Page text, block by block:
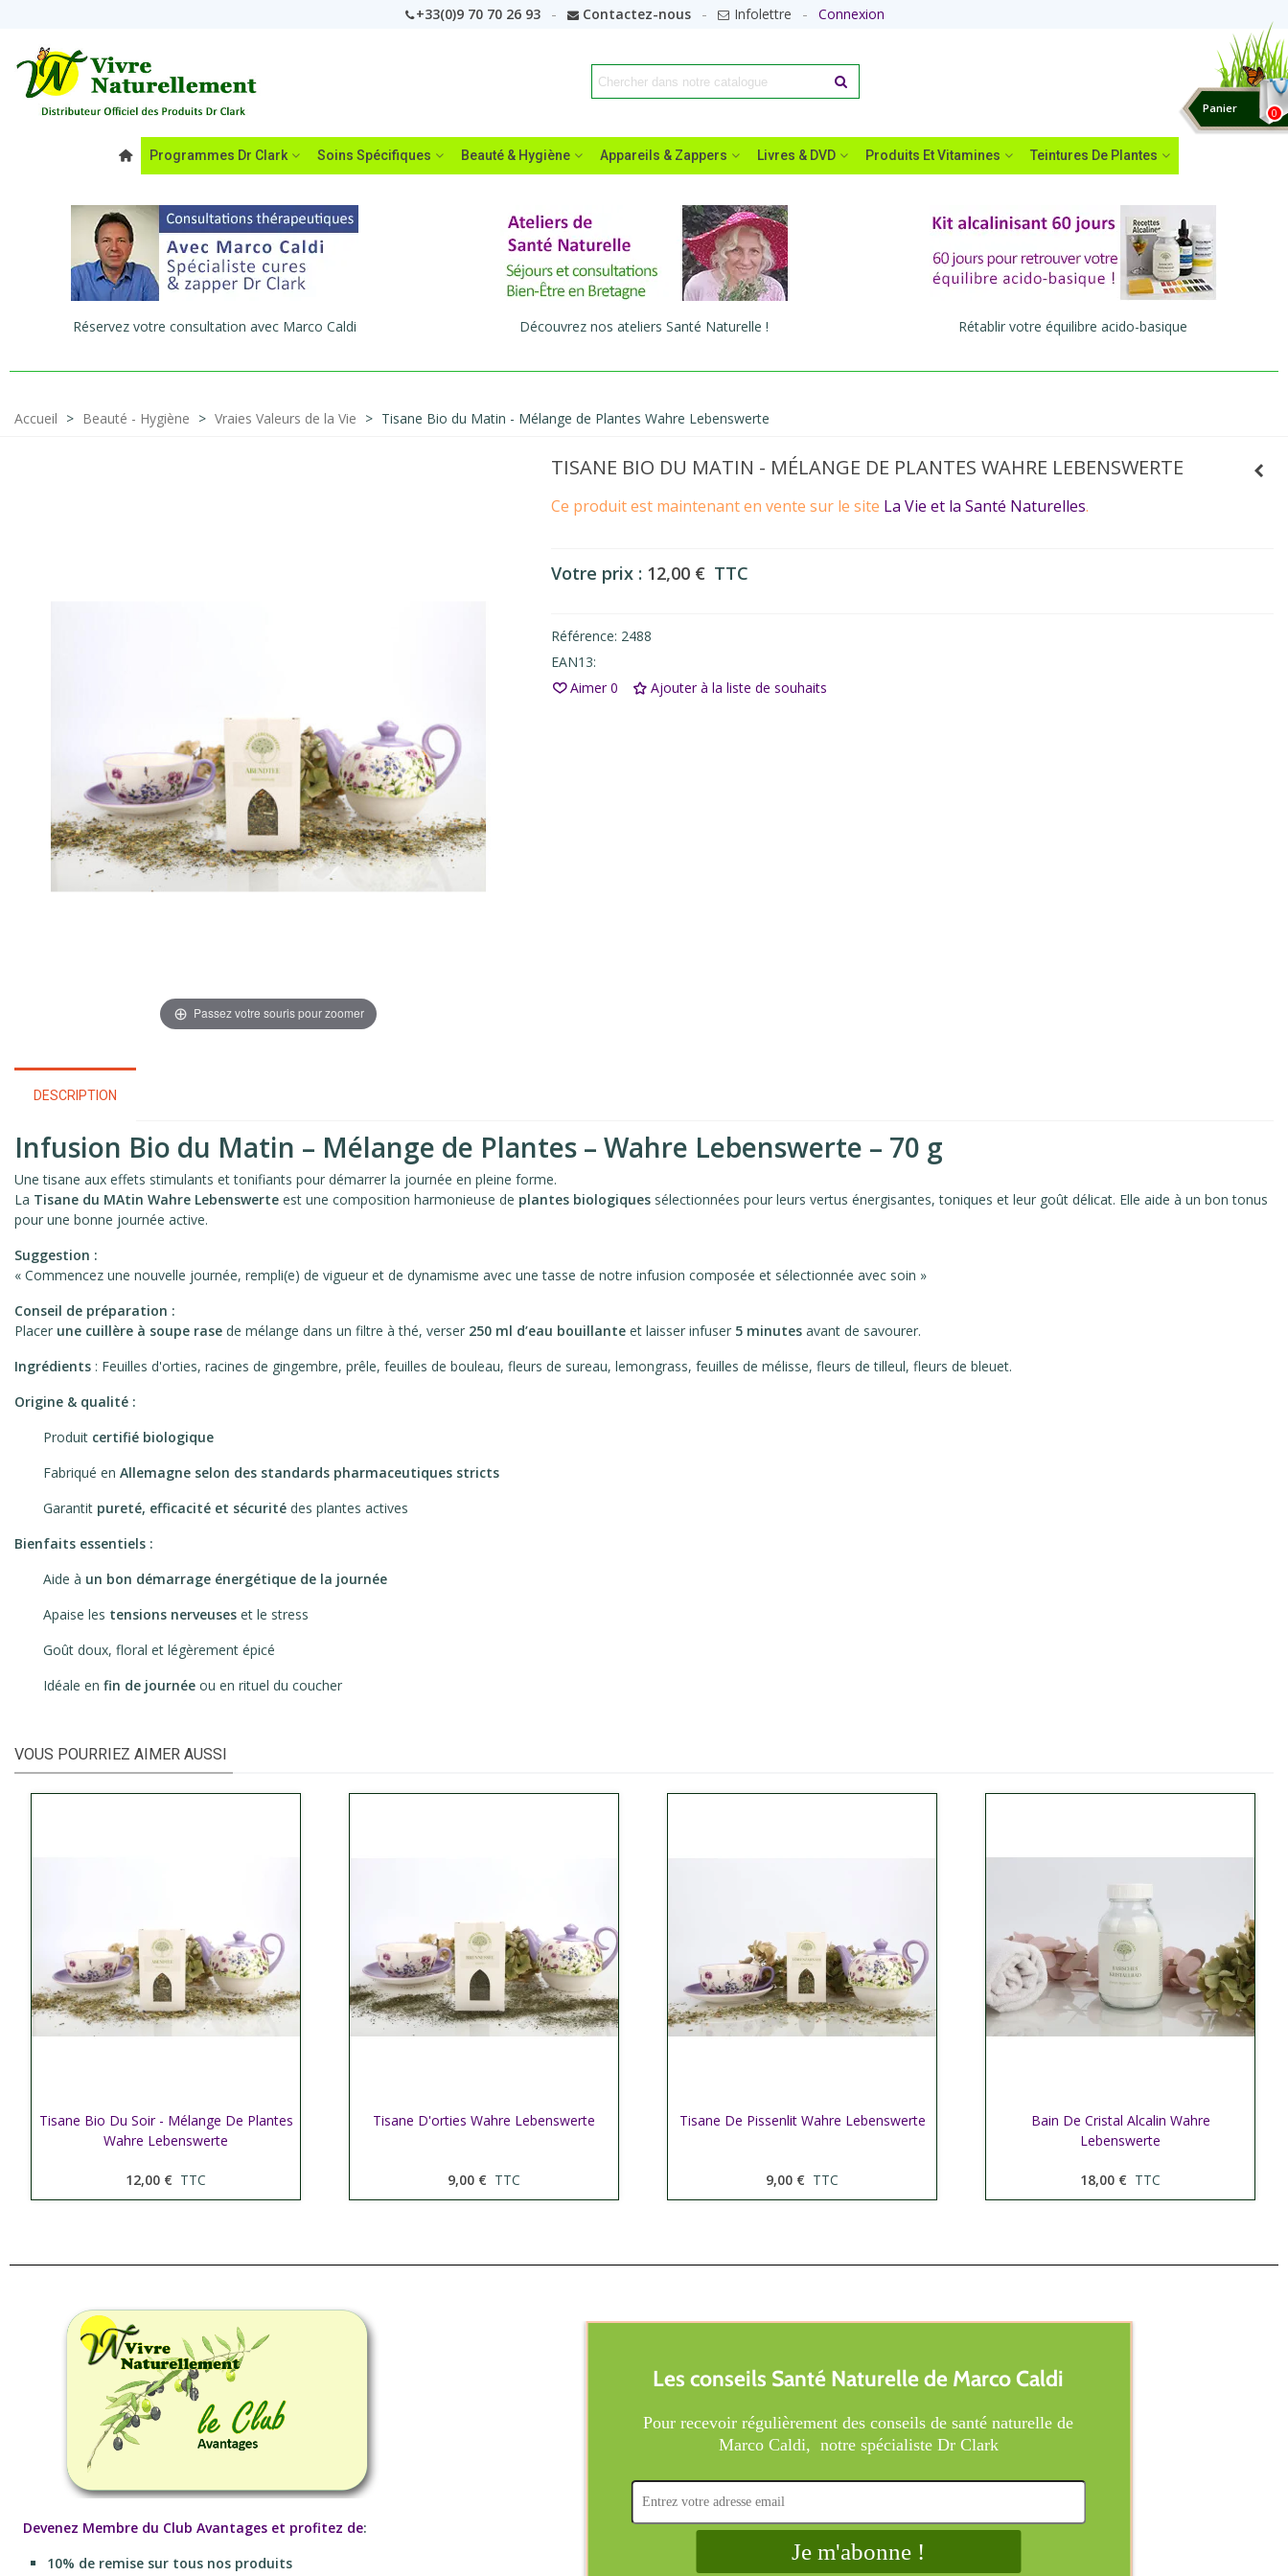
+33(0)9 70 70 26 93 Contactez-nous Infolettre Connexion
0
Panier
Programmes Dr Clark Soins Spécifiques Beauté & Hygiène Appareils & Zappers Livres & DVD Produits Et Vitamines Teintures De Plantes
Réservez votre consultation avec Marco Caldi Découvrez nos ateliers Santé Naturelle ! Rétablir votre équilibre acido-basique
Accueil > Beauté - Hygiène > Vraies Valeurs de la Vie > Tisane Bio du Matin - Mélange de Plantes Wahre Lebenswerte
Passez votre souris pour zoomer
TISANE BIO DU MATIN - MÉLANGE DE PLANTES WAHRE LEBENSWERTE
Ce produit est maintenant en vente sur le site La Vie et la Santé Naturelles.
Votre prix : 12,00 € TTC
Référence: 2488
EAN13:
Aimer 0 Ajouter à la liste de souhaits
DESCRIPTION
Infusion Bio du Matin – Mélange de Plantes – Wahre Lebenswerte – 70 g
Une tisane aux effets stimulants et tonifiants pour démarrer la journée en pleine forme.
La Tisane du MAtin Wahre Lebenswerte est une composition harmonieuse de plantes biologiques sélectionnées pour leurs vertus énergisantes, toniques et leur goût délicat. Elle aide à un bon tonus
pour une bonne journée active.
Suggestion :
« Commencez une nouvelle journée, rempli(e) de vigueur et de dynamisme avec une tasse de notre infusion composée et sélectionnée avec soin »
Conseil de préparation :
Placer une cuillère à soupe rase de mélange dans un filtre à thé, verser 250 ml d’eau bouillante et laisser infuser 5 minutes avant de savourer.
Ingrédients : Feuilles d'orties, racines de gingembre, prêle, feuilles de bouleau, fleurs de sureau, lemongrass, feuilles de mélisse, fleurs de tilleul, fleurs de bleuet.
Origine & qualité :
Produit certifié biologique
Fabriqué en Allemagne selon des standards pharmaceutiques stricts
Garantit pureté, efficacité et sécurité des plantes actives
Bienfaits essentiels :
Aide à un bon démarrage énergétique de la journée
Apaise les tensions nerveuses et le stress
Goût doux, floral et légèrement épicé
Idéale en fin de journée ou en rituel du coucher
VOUS POURRIEZ AIMER AUSSI
Afficher plus
Tisane Bio Du Soir - Mélange De Plantes
Wahre Lebenswerte
12,00 € TTC
Afficher plus
Tisane D'orties Wahre Lebenswerte
9,00 € TTC
Afficher plus
Tisane De Pissenlit Wahre Lebenswerte
9,00 € TTC
Afficher plus
Bain De Cristal Alcalin Wahre
Lebenswerte
18,00 € TTC
Devenez Membre du Club Avantages et profitez de:
10% de remise sur tous nos produits